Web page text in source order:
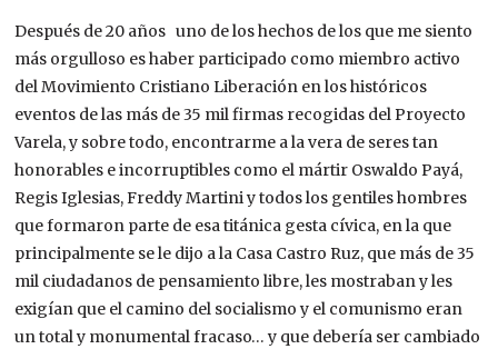
Después de 20 años uno de los hechos de los que me siento
más orgulloso es haber participado como miembro activo
del Movimiento Cristiano Liberación en los históricos
eventos de las más de 35 mil firmas recogidas del Proyecto
Varela, y sobre todo, encontrarme a la vera de seres tan
honorables e incorruptibles como el mártir Oswaldo Payá,
Regis Iglesias, Freddy Martini y todos los gentiles hombres
que formaron parte de esa titánica gesta cívica, en la que
principalmente se le dijo a la Casa Castro Ruz, que más de 35
mil ciudadanos de pensamiento libre, les mostraban y les
exigían que el camino del socialismo y el comunismo eran
un total y monumental fracaso… y que debería ser cambiado